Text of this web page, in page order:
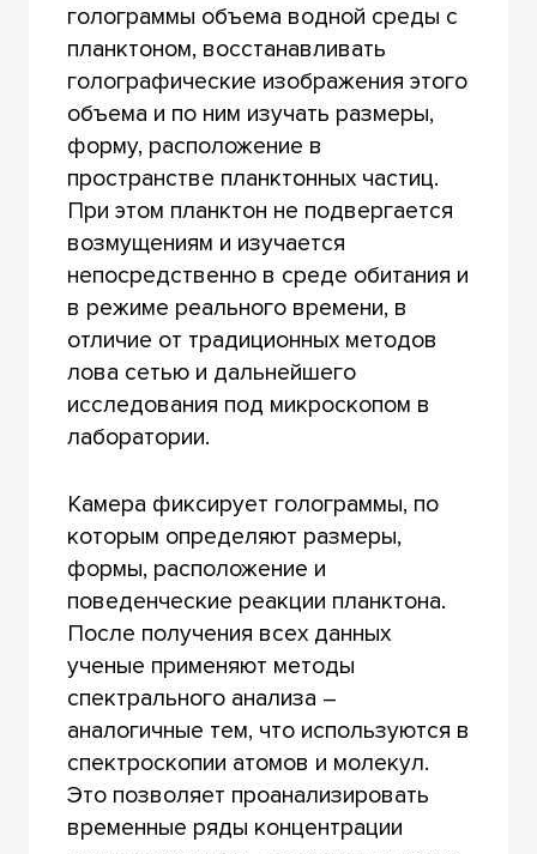
голограммы объема водной среды с
планктоном, восстанавливать
голографические изображения этого
объема и по ним изучать размеры,
форму, расположение в
пространстве планктонных частиц.
При этом планктон не подвергается
возмущениям и изучается
непосредственно в среде обитания и
в режиме реального времени, в
отличие от традиционных методов
лова сетью и дальнейшего
исследования под микроскопом в
лаборатории.
Камера фиксирует голограммы, по
которым определяют размеры,
формы, расположение и
поведенческие реакции планктона.
После получения всех данных
ученые применяют методы
спектрального анализа –
аналогичные тем, что используются в
спектроскопии атомов и молекул.
Это позволяет проанализировать
временные ряды концентрации